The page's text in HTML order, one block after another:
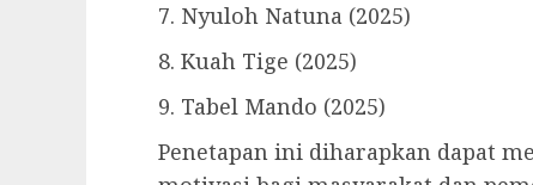
7. Nyuloh Natuna (2025)
8. Kuah Tige (2025)
9. Tabel Mando (2025)
Penetapan ini diharapkan dapat